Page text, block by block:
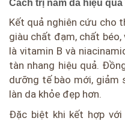
Cách trị nám da hiệu
Kết quả nghiên cứu cho
giàu chất đạm, chất
là vitamin B và
tàn nhang hiệu quả.
dưỡng tế bào mới, giảm
làn da khỏe đẹp hơn.
Đặc biệt khi kết hợp với